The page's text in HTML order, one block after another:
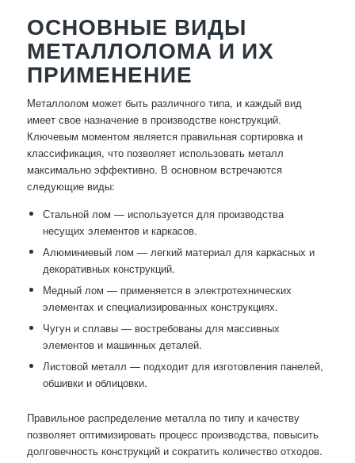
ОСНОВНЫЕ ВИДЫ
МЕТАЛЛОЛОМА И ИХ
ПРИМЕНЕНИЕ
Металлолом может быть различного типа, и каждый вид
имеет свое назначение в производстве конструкций.
Ключевым моментом является правильная сортировка и
классификация, что позволяет использовать металл
максимально эффективно. В основном встречаются
следующие виды:
Стальной лом — используется для производства
несущих элементов и каркасов.
Алюминиевый лом — легкий материал для каркасных и
декоративных конструкций.
Медный лом — применяется в электротехнических
элементах и специализированных конструкциях.
Чугун и сплавы — востребованы для массивных
элементов и машинных деталей.
Листовой металл — подходит для изготовления панелей,
обшивки и облицовки.
Правильное распределение металла по типу и качеству
позволяет оптимизировать процесс производства, повысить
долговечность конструкций и сократить количество отходов.